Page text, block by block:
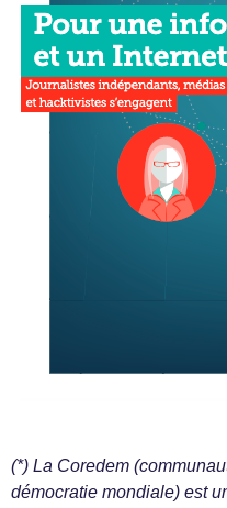
(*) La Coredem
démocratie mondiale) est